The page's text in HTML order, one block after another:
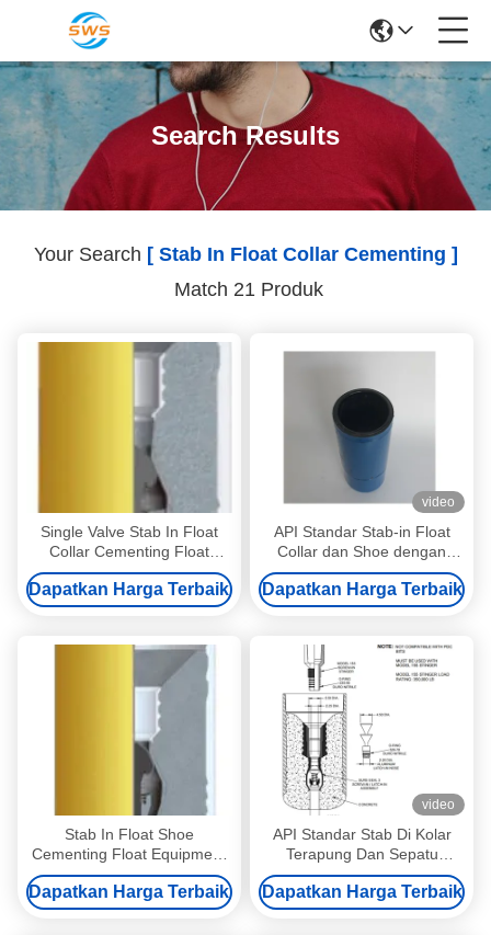
Search Results
Your Search [ Stab In Float Collar Cementing ]
Match 21 Produk
Single Valve Stab In Float
Collar Cementing Float
Equipment 325 SERIES
Dapatkan Harga Terbaik
video
API Standar Stab-in Float
Collar dan Shoe dengan
100% PDC Aksesoris untuk
Cementing Wells
Dapatkan Harga Terbaik
Stab In Float Shoe
Cementing Float Equipment
323 Series Stab In Float
Collar
Dapatkan Harga Terbaik
video
API Standar Stab Di Kolar
Terapung Dan Sepatu
Dengan 100% PDC
Aksesoris Untuk Cementing
Wells
Dapatkan Harga Terbaik